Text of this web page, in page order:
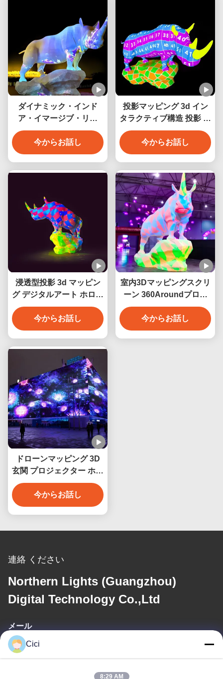
ダイナミック・インド
ア・イマージブ・リッ
チ・テーマ・インタラク
ティブ・ストラクチャ
ー・マッピング・プロジ
今からお話し
投影マッピング 3d イン
タラクティブ構造 投影 イ
ンタラクティブ プロジェ
クター
今からお話し
浸透型投影 3d マッピン
グ デジタルアート ホログ
ラムビデオ アニメーショ
ン アートワーク
今からお話し
室内3Dマッピングスクリ
ーン 360Aroundプロジ
ェクション 没入的な視覚
コンテンツプロジェクシ
ョン
今からお話し
ドローンマッピング 3D
玄関 プロジェクター ホー
ル建築 投影質感 アニメー
ション 曲線
今からお話し
連絡 ください
Northern Lights (Guangzhou)
Digital Technology Co.,Ltd
メール
sales03@bjgprojection.com
Cici
8:29 AM